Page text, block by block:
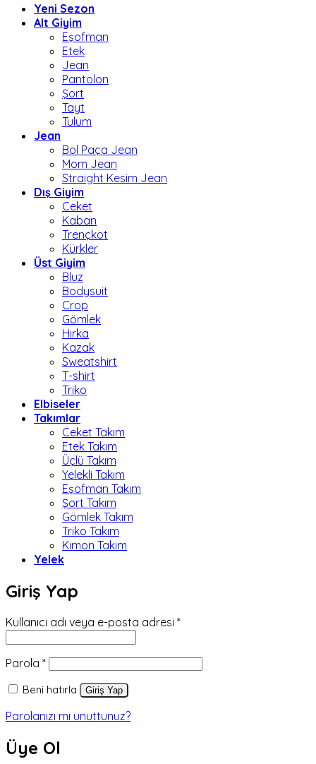
Yeni Sezon
Alt Giyim
Eşofman
Etek
Jean
Pantolon
Şort
Tayt
Tulum
Jean
Bol Paça Jean
Mom Jean
Straight Kesim Jean
Dış Giyim
Ceket
Kaban
Trençkot
Kürkler
Üst Giyim
Bluz
Bodysuit
Crop
Gömlek
Hırka
Kazak
Sweatshirt
T-shirt
Triko
Elbiseler
Takımlar
Ceket Takım
Etek Takım
Üçlü Takım
Yelekli Takım
Eşofman Takım
Şort Takım
Gömlek Takım
Triko Takım
Kimon Takım
Yelek
Giriş Yap
Kullanıcı adı veya e-posta adresi *Gerekli
Parola *Gerekli
Beni hatırla Giriş Yap
Parolanızı mı unuttunuz?
Üye Ol